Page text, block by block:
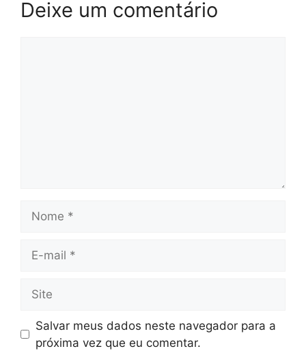
Deixe um comentário
mail
Salvar meus dados neste navegador para a
próxima vez que eu comentar.